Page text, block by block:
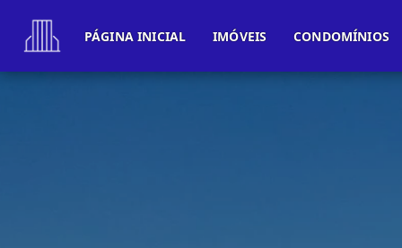
PÁGINA INICIAL IMÓVEIS CONDOMÍNIOS